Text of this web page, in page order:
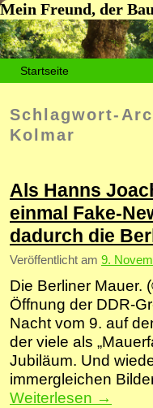
Mein Freund, der
Startseite
Schlagwort-
Kolmar
Als Hanns
einmal Fake-
dadurch die
Veröffentlicht am 9.
Die Berliner Mauer.
Öffnung der DDR-
Nacht vom 9. auf
der viele als
Jubiläum. Und
immergleichen
Weiterlesen →